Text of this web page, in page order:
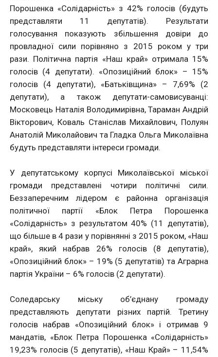
Порошенка «Солідарність» з 42% голосів (будуть
представляти 11 депутатів). Результати
голосування показують збільшення довіри до
провладної сили порівняно з 2015 роком у три
рази. Політична партія «Наш край» отримала 15%
голосів (4 депутати). «Опозиційний блок» – 15%
голосів (4 депутати), «Батьківщина» – 7,69% (2
депутати), а також депутати-самовисуванці:
Московець Наталія Володимирівна, Тараман Андрій
Вікторович, Коваль Станіслав Михайлович, Полуян
Анатолій Миколайович та Гладка Ольга Миколаївна
будуть представляти інтереси громади.
У депутатському корпусі Миколаївської міської
громади представлені чотири політичні сили.
Беззаперечним лідером є районна організація
політичної партії «Блок Петра Порошенка
«Солідарність» з результатом 40% (11 депутатів),
що більше в 4 рази у порівнянні з 2015 роком, «Наш
край», який набрав 26% голосів (8 депутатів),
«Опозиційний блок» – 19% (5 депутатів) та Аграрна
партія України – 6% голосів (2 депутати).
Соледарську міську об’єднану громаду
представляють депутати різних партій. Третину
голосів набрав «Опозиційний блок» і отримав 9
мандатів, «Блок Петра Порошенка «Солідарність»
19,23% голосів (5 депутатів), «Наш Край» – 11,54%